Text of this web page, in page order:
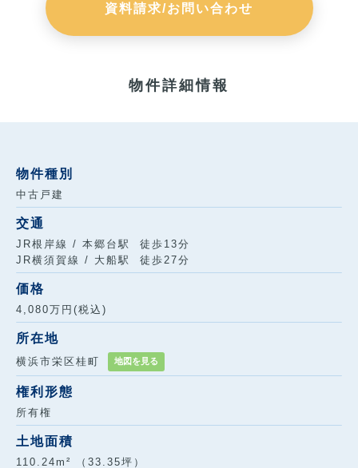
資料請求/お問い合わせ
物件詳細情報
物件種別
中古戸建
交通
JR根岸線 / 本郷台駅 徒歩13分
JR横須賀線 / 大船駅 徒歩27分
価格
4,080万円(税込)
所在地
横浜市栄区桂町 地図を見る
権利形態
所有権
土地面積
110.24m² （33.35坪）